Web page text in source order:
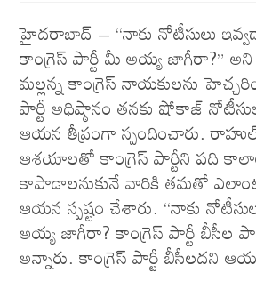
హైద‌రాబాద్ – “నాకు నోటీసులు
కాంగ్రెస్ పార్టీ మీ అయ్య జాగీరా?”
మల్లన్న కాంగ్రెస్ నాయకులను
పార్టీ అధిష్ఠానం తనకు షోకాజ్
ఆయన తీవ్రంగా స్పందించారు.
ఆశయాలతో కాంగ్రెస్ పార్టీని పది
కాపాడాలనుకునే వారికి తమతో
ఆయన స్పష్టం చేశారు. “నాకు
అయ్య జాగీరా? కాంగ్రెస్ పార్టీ బీసీల
అన్నారు. కాంగ్రెస్ పార్టీ బీసీలదని